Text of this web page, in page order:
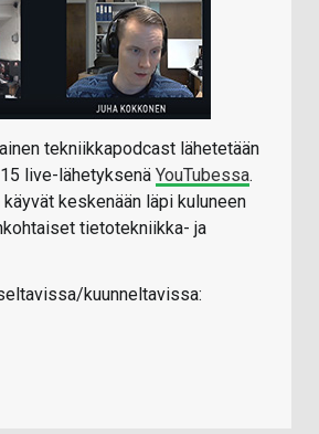
tekniikkapodcast lähetetään
live-lähetyksenä YouTubessa.
keskenään läpi kuluneen
tietotekniikka- ja
kuunneltavissa: